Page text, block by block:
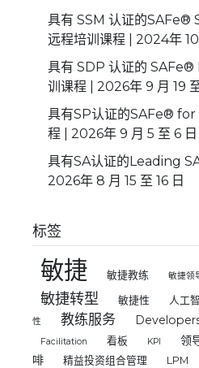
具有 SSM 认证的
远程培训课程 | 2024年 10
具有 SDP 认证的
训课程 | 2026年 9 月 19
具有SP认证的SAFe® for
程 | 2026年 9 月 5 至 6 日
具有SA认证的Leading
2026年 8 月 15 至 16 日
标签
敏捷 敏捷教练 敏捷领
敏捷转型 敏捷性 人工
性
教练服务
Facilitation
看板 KPI 领
啡
精益投资组合管理 LPM